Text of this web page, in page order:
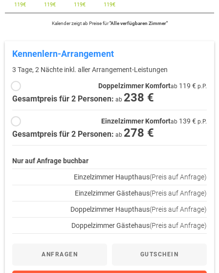
119€ 119€ 119€ 119€
Kalender zeigtab Preise für"Alle verfügbaren Zimmer"
Kennenlern-Arrangement
3 Tage, 2 Nächte inkl. aller Arrangement-Leistungen
Doppelzimmer Komfortab 119 € p.P.
Gesamtpreis für 2 Personen: ab 238 €
Einzelzimmer Komfortab 139 € p.P.
Gesamtpreis für 2 Personen: ab 278 €
Nur auf Anfrage buchbar
Einzelzimmer Haupthaus(Preis auf Anfrage)
Einzelzimmer Gästehaus(Preis auf Anfrage)
Doppelzimmer Haupthaus(Preis auf Anfrage)
Doppelzimmer Gästehaus(Preis auf Anfrage)
ANFRAGEN GUTSCHEIN